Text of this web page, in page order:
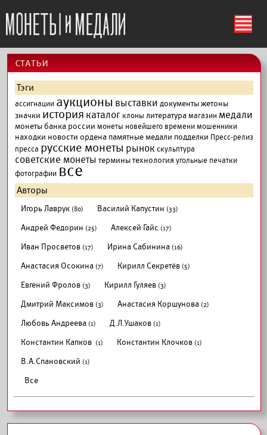
ś
cтатьи
Тэги
ассигнации аукционы выставки документыжетоны
значки история каталог клоны литературамагазин медали
монеты банка россии монеты новейшего временимошенники
находки новости ордена памятные медали подделки Пресс-релиз
пресса русские монеты рынок скульптура
советские монеты терминытехнология угольные печатки
фотографии все
Авторы
Игорь Лаврук (80) Василий Капустин (33)
Андрей Федорин (25) Алексей Гайс (17)
Иван Просветов (17) Ирина Сабинина (16)
Анастасия Осокина (7) Кирилл Секретёв (5)
Евгений Фролов (3) Кирилл Гуляев (3)
Дмитрий Максимов (3) Анастасия Коршунова (2)
Любовь Андреева (1) Д.Л.Ушаков (1)
Константин Капков (1) Константин Клочков (1)
В.А.Спановский (1)
Все